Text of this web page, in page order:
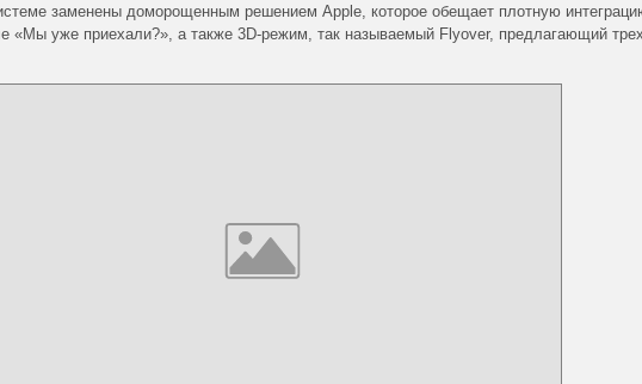
заменены доморощенным решением Apple, которое обещает плотную
«Мы уже приехали?», а также 3D-режим, так называемый Flyover, предлагающий